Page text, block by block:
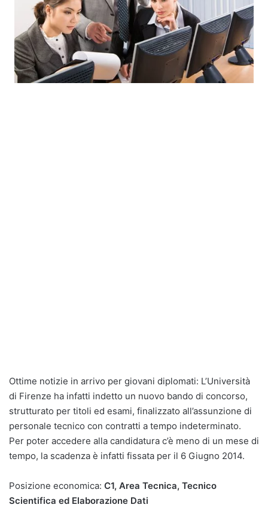
Ottime notizie in arrivo per giovani diplomati: L’Università
di Firenze ha infatti indetto un nuovo bando di concorso,
strutturato per titoli ed esami, finalizzato all’assunzione di
personale tecnico con contratti a tempo indeterminato.
Per poter accedere alla candidatura c’è meno di un mese di
tempo, la scadenza è infatti fissata per il 6 Giugno 2014.
Posizione economica: C1, Area Tecnica, Tecnico
Scientifica ed Elaborazione Dati